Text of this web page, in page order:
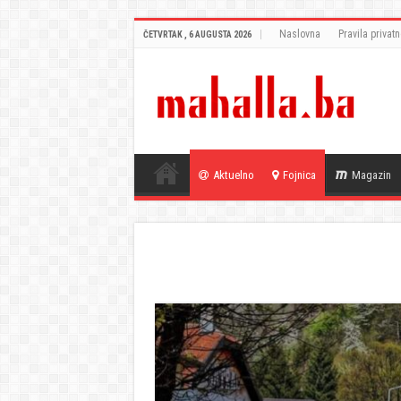
ČETVRTAK , 6 AUGUSTA 2026 Naslovna Pravila
Aktuelno Fojnica Magazin